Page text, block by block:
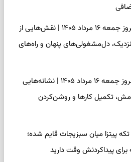
فال قهوه امروز جمعه ۱۶ مرداد ۱۴۰۵ | نقش‌هایی از
دل‌مشغولی‌های پنهان و راه‌های
فال شمع امروز جمعه ۱۶ مرداد ۱۴۰۵ | نشانه‌هایی
تکمیل کارها و روشن‌کردن
پیتزا میان سبزیجات قایم شده؛